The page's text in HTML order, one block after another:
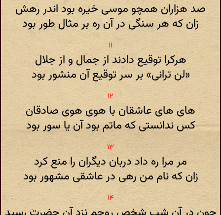
صد هزاران همچو موسی خیره بود اندر رهش
زان که هر سنگی در آن ره بر مثال طور بود
هرکرا توقیع دادند از جمال و از جلال
«لن ترانی» بر سر توقیع آن منشور بود
های های عاشقان با هوی هوی صادقان
کس ندانستی که ماتم بود آن یا سور بود
مر مرا ره داد دربان دیگران را منع کرد
زان که نام من رهی در عاشقی مشهور بود